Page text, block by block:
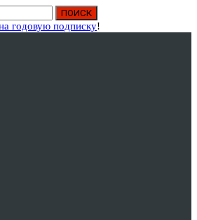
годовую подписку!